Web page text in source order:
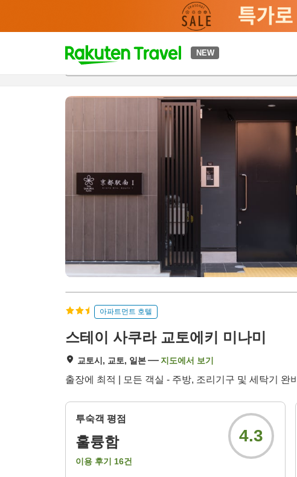
NEW
t
p
a
c
개요객실 & 숙박 상품이용 후기 하이라이트
아파트먼트 호텔
스테이 사쿠라 교토에키 미나미
교토시, 교토, 일본 지도에서 보기
출장에 최적 | 모든 객실 - 주방, 조리기구 및 세탁기 완
투숙객 평점
훌륭함
이용 후기 16건
4.3